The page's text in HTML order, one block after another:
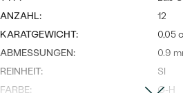
ANZAHL:
12
KARATGEWICHT:
0,05
ABMESSUNGEN:
0.9
REINHEIT:
SI
FARBE:
G-H